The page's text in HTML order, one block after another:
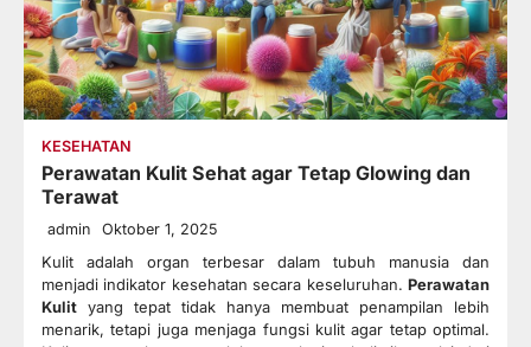
KESEHATAN
Perawatan Kulit Sehat agar Tetap Glowing dan
Terawat
admin Oktober 1, 2025
Kulit adalah organ terbesar dalam tubuh manusia dan
menjadi indikator kesehatan secara keseluruhan. Perawatan
Kulit yang tepat tidak hanya membuat penampilan lebih
menarik, tetapi juga menjaga fungsi kulit agar tetap optimal.